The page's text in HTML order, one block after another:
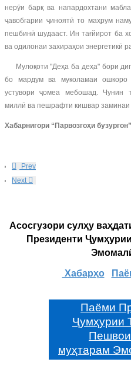
нерӯи барқ ва напардохтани
ҷавобгарии ҷиноятӣ то маҳрум
пешбинӣ шудааст. Ин тағйирот ба
ва одилонаи захираҳои энергетикӣ
Мулоқоти "Деҳа ба деҳа" бори
бо мардум ва муколамаи
устувори ҷомеа мебошад. Чунин
миллӣ ва пешрафти кишвар
Хабарнигори “Парвозгоҳи бузургон”
Prev
Next
Асосгузори сулҳу
Президенти
Хабарҳо
Паёми
Ҷумҳурии
муҳтарам